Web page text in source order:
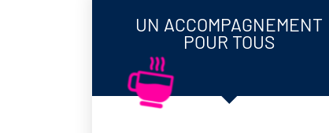
UN ACCOMPAGNEMENT
POUR TOUS